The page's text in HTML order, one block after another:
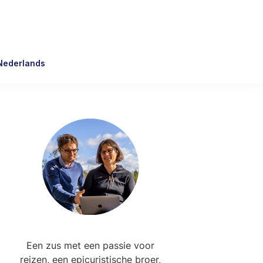
Primary
Sidebar
Een zus met een passie voor
reizen, een epicuristische broer,